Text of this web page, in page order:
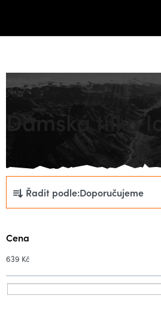
Dámská tílka
Ř
a
z
e
n
í
p
r
Řadit podle:Doporučujeme
Cena
639 Kč
V